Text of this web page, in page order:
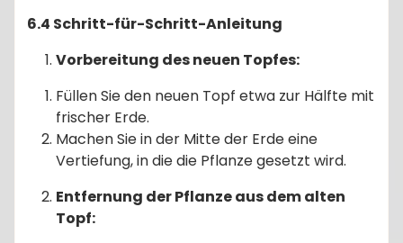
6.4 Schritt-für-Schritt-Anleitung
Vorbereitung des neuen Topfes:
Füllen Sie den neuen Topf etwa zur Hälfte mit
frischer Erde.
Machen Sie in der Mitte der Erde eine
Vertiefung, in die die Pflanze gesetzt wird.
Entfernung der Pflanze aus dem alten
Topf: